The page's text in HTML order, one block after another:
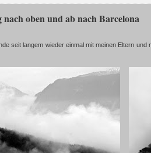
oben und ab nach Barcelona
seit langem wieder einmal mit meinen Eltern